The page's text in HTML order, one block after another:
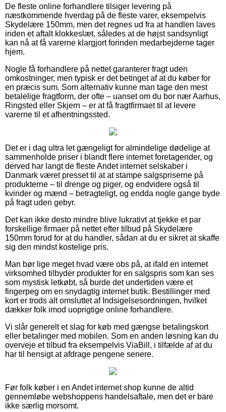
De fleste online forhandlere tilsiger levering på
næstkommende hverdag på de fleste varer, eksempelvis
Skydelære 150mm, men det regnes ud fra at handlen laves
inden et aftalt klokkeslæt, således at de højst sandsynligt
kan nå at få varerne klargjort forinden medarbejderne tager
hjem.
Nogle få forhandlere på nettet garanterer fragt uden
omkostninger, men typisk er det betinget af at du køber for
en præcis sum. Som alternativ kunne man tage den mest
betalelige fragtform, der ofte – uanset om du bor nær Aarhus,
Ringsted eller Skjern – er at få fragtfirmaet til at levere
varerne til et afhentningssted.
Det er i dag ultra let gængeligt for almindelige dødelige at
sammenholde priser i blandt flere internet foretagender, og
derved har langt de fleste Andet internet selskaber i
Danmark været presset til at at stampe salgspriserne på
produkterne – til drenge og piger, og endvidere også til
kvinder og mænd – betragteligt, og endda nogle gange byde
på fragt uden gebyr.
Det kan ikke desto mindre blive lukrativt at tjekke et par
forskellige firmaer på nettet efter tilbud på Skydelære
150mm forud for at du handler, sådan at du er sikret at skaffe
sig den mindst kostelige pris.
Man bør lige meget hvad være obs på, at ifald en internet
virksomhed tilbyder produkter for en salgspris som kan ses
som mystisk letkøbt, så burde det undertiden være et
fingerpeg om en snydagtig internet butik. Bestillinger med
kort er trods alt omsluttet af Indsigelsesordningen, hvilket
dækker folk imod uoprigtige online forhandlere.
Vi slår generelt et slag for køb med gængse betalingskort
eller betalinger med mobilen. Som en anden løsning kan du
overveje et tilbud fra eksempelvis ViaBill, i tilfælde af at du
har til hensigt at afdrage pengene senere.
Før folk køber i en Andet internet shop kunne de altid
gennemløbe webshoppens handelsaftale, men det er bare
ikke særlig morsomt.